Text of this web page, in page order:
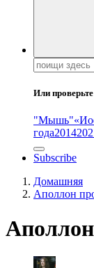
Поиск:
Или
"Мышь"
года2014
Subscribe
Домашняя
Аполлон